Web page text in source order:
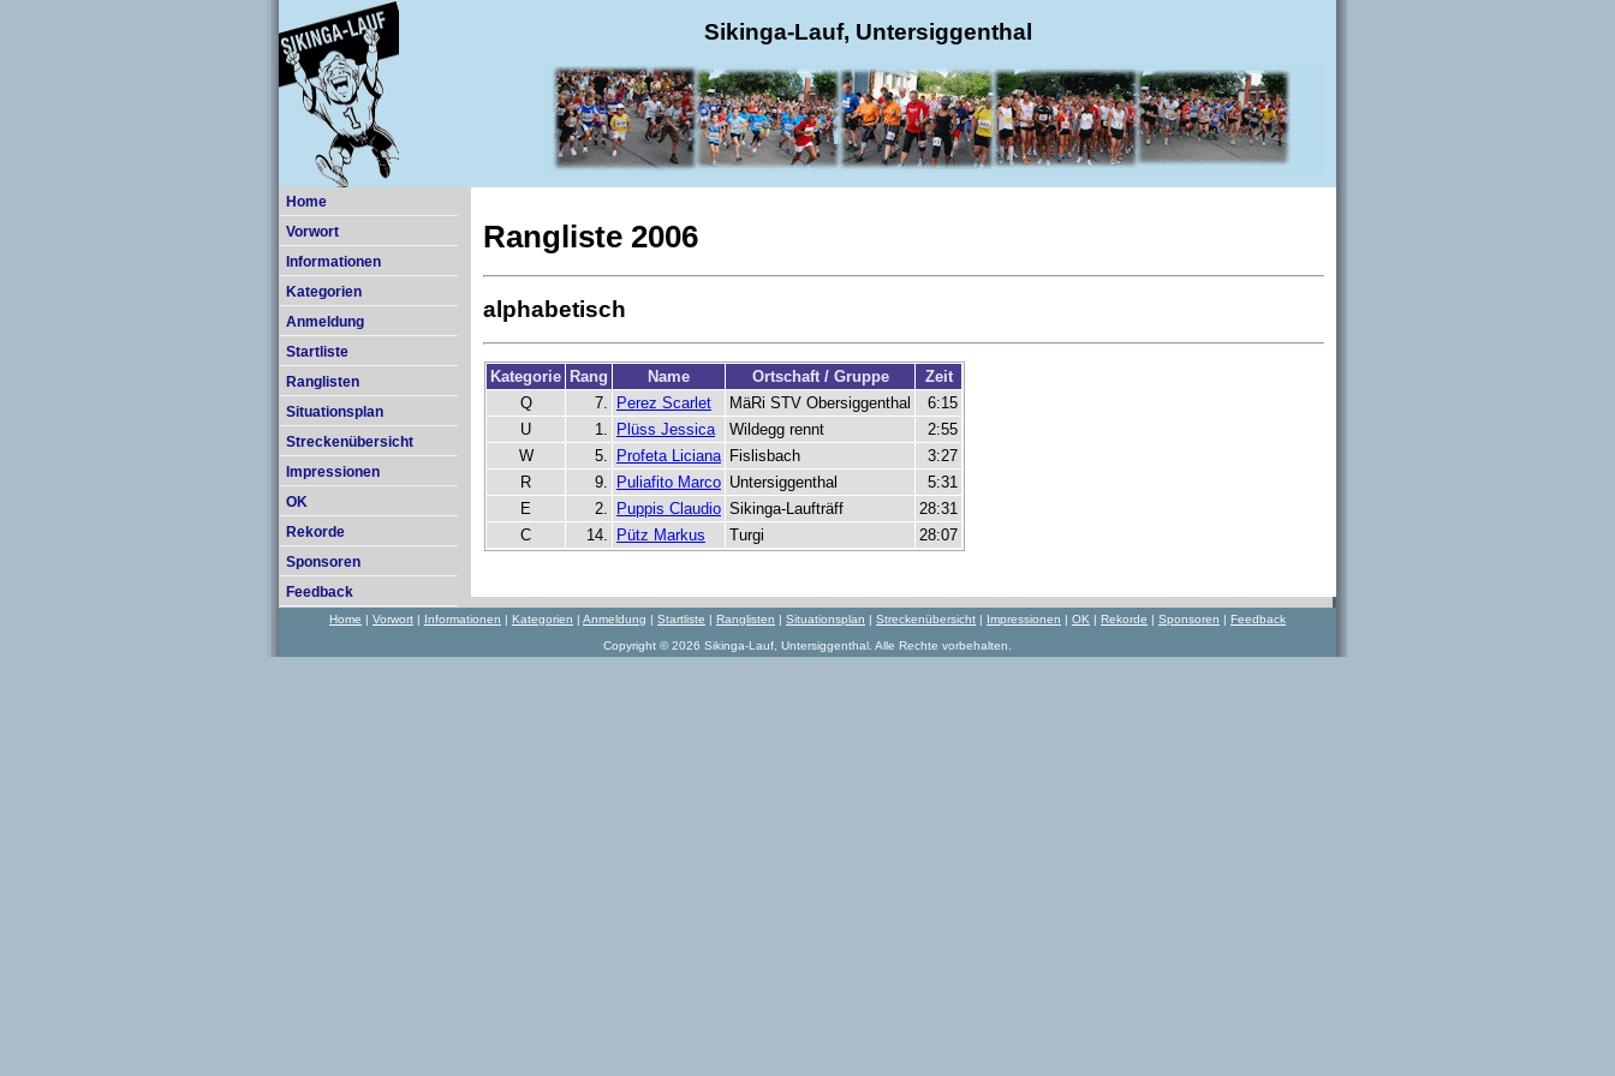
Sikinga-Lauf, Untersiggenthal
Home
Vorwort
Informationen
Kategorien
Anmeldung
Startliste
Ranglisten
Situationsplan
Streckenübersicht
Impressionen
OK
Rekorde
Sponsoren
Feedback
Rangliste 2006
alphabetisch
Kategorie Rang Name Ortschaft / Gruppe
Zeit
Q
7. Perez Scarlet MäRi STV Obersiggenthal
6:15
U
1. Plüss Jessica Wildegg rennt
2:55
W
5. Profeta Liciana Fislisbach
3:27
R
9. Puliafito Marco Untersiggenthal
5:31
E
2. Puppis Claudio Sikinga-Laufträff
28:31
C
14. Pütz Markus Turgi 28:07
Home | Vorwort | Informationen | Kategorien | Anmeldung | Startliste | Ranglisten | Situationsplan | Streckenübersicht | Impressionen | OK | Rekorde | Sponsoren | Feedback
Copyright © 2026 Sikinga-Lauf, Untersiggenthal. Alle Rechte vorbehalten.